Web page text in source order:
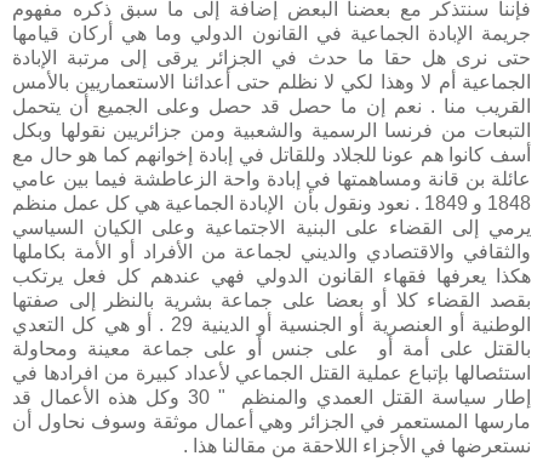
فإننا سنتذكر مع بعضنا البعض إضافة إلى ما سبق ذكره مفهوم
جريمة الإبادة الجماعية في القانون الدولي وما هي أركان قيامها
حتى نرى هل حقا ما حدث في الجزائر يرقى إلى مرتبة الإبادة
الجماعية أم لا وهذا لكي لا نظلم حتى أعدائنا الاستعماريين بالأمس
القريب منا . نعم إن ما حصل قد حصل وعلى الجميع أن يتحمل
التبعات من فرنسا الرسمية والشعبية ومن جزائريين نقولها وبكل
أسف كانوا هم عونا للجلاد وللقاتل في إبادة إخوانهم كما هو حال مع
عائلة بن قانة ومساهمتها في إبادة واحة الزعاطشة فيما بين عامي
1848 و 1849 . نعود ونقول بأن الإبادة الجماعية هي كل عمل منظم
يرمي إلى القضاء على البنية الاجتماعية وعلى الكيان السياسي
والثقافي والاقتصادي والديني لجماعة من الأفراد أو الأمة بكاملها
هكذا يعرفها فقهاء القانون الدولي فهي عندهم كل فعل يرتكب
بقصد القضاء كلا أو بعضا على جماعة بشرية بالنظر إلى صفتها
الوطنية أو العنصرية أو الجنسية أو الدينية 29 . أو هي كل التعدي
بالقتل على أمة أو على جنس أو على جماعة معينة ومحاولة
استئصالها بإتباع عملية القتل الجماعي لأعداد كبيرة من افرادها في
إطار سياسة القتل العمدي والمنظم " 30 وكل هذه الأعمال قد
مارسها المستعمر في الجزائر وهي أعمال موثقة وسوف نحاول أن
نستعرضها في الأجزاء اللاحقة من مقالنا هذا .